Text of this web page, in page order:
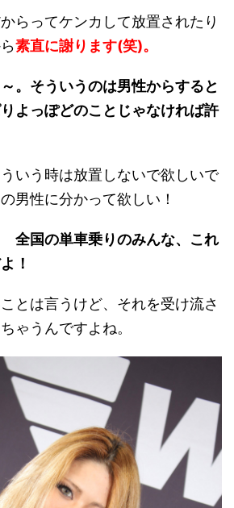
らってケンカして放置されたり
素直に謝ります(笑)。
。そういうのは男性からすると
よっぽどのことじゃなければ許
いう時は放置しないで欲しいで
男性に分かって欲しい！
全国の単車乗りのみんな、これ
！
とは言うけど、それを受け流さ
ゃうんですよね。